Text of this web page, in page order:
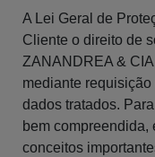
A Lei Geral de
Cliente o direito de
ZANANDREA &
mediante
dados tratados.
bem
conceitos